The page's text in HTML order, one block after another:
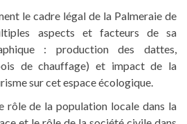
le cadre légal de la Palmeraie de
aspects et facteurs de sa
: production des dattes,
de chauffage) et impact de la
sur cet espace écologique.
rôle de la population locale dans la